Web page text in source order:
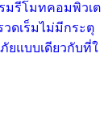
มรีโมทคอมพิวเต
ดเร็มไม่มีกระตุ
แบบเดียวกับที่ใ